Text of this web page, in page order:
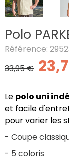
Polo
Référence:
33,95 €
Le polo uni
et facile
pour varier les
- Coupe
- 5 coloris